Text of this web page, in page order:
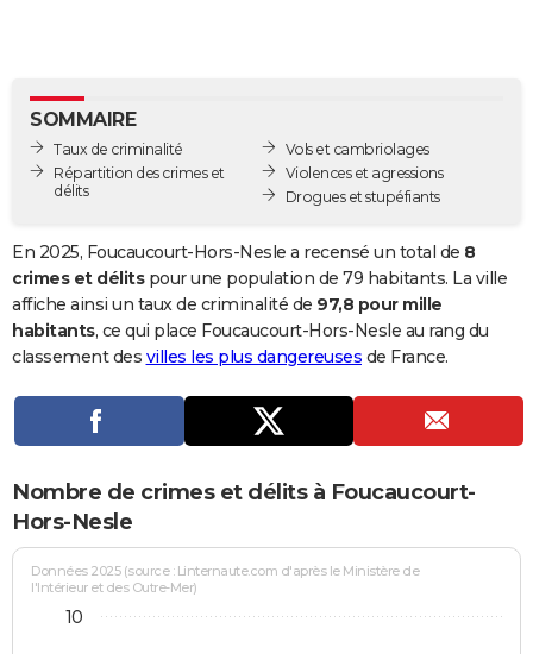
BONS PLANS
CARTE DE VOEUX
Dictionnaire
Biographies
Citations
Expressions
Proverbes
PROGRAMME TV
S'inscrire
Se connecter
Lycées
Collèges
Primaires
Universités
Entreprises
Service militaire
Avis de recherche
AVIS DE DÉCÈS
SOMMAIRE
Taux de criminalité
Répartition des crimes et
délits
Vols et cambriolages
Violences et agressions
Drogues et stupéfiants
En 2025, Foucaucourt-Hors-Nesle a recensé un total de 8
crimes et délitspour une population de 79 habitants. La ville
affiche ainsi un taux de criminalité de 97,8 pour mille
habitants, ce qui place Foucaucourt-Hors-Nesle au rang du
classement des villes les plus dangereuses de France.
Nombre de crimes et délits à Foucaucourt-
Hors-Nesle
Données 2025 (source : Linternaute.com d'après le Ministère de
l'Intérieur et des Outre-Mer)
10